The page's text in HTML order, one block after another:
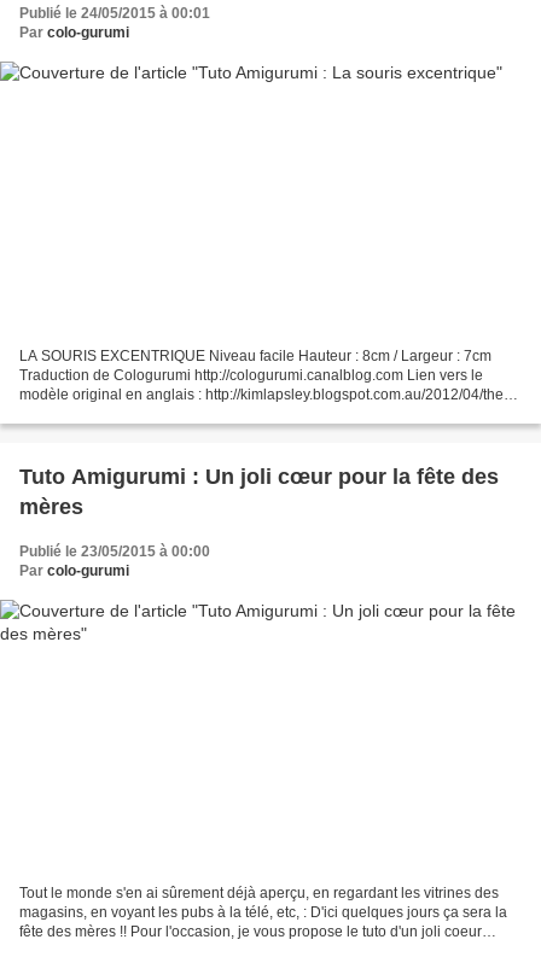
Publié le 24/05/2015 à 00:01
Par colo-gurumi
LA SOURIS EXCENTRIQUE Niveau facile Hauteur : 8cm / Largeur : 7cm
Traduction de Cologurumi http://cologurumi.canalblog.com Lien vers le
modèle original en anglais : http://kimlapsley.blogspot.com.au/2012/04/the-
Tuto Amigurumi : Un joli cœur pour la fête des
mères
Publié le 23/05/2015 à 00:00
Par colo-gurumi
Tout le monde s'en ai sûrement déjà aperçu, en regardant les vitrines des
magasins, en voyant les pubs à la télé, etc, : D'ici quelques jours ça sera la
fête des mères !! Pour l'occasion, je vous propose le tuto d'un joli coeur